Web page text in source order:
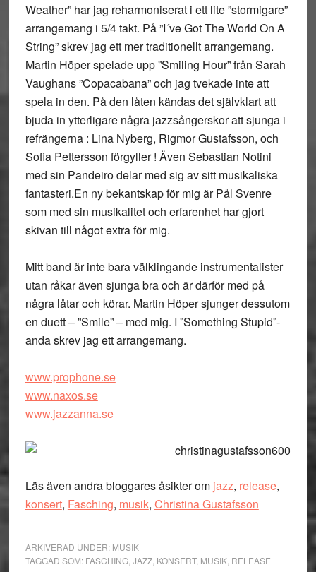
Weather” har jag reharmoniserat i ett lite ”stormigare”
arrangemang i 5/4 takt. På ”I´ve Got The World On A
String” skrev jag ett mer traditionellt arrangemang.
Martin Höper spelade upp ”Smiling Hour” från Sarah
Vaughans ”Copacabana” och jag tvekade inte att
spela in den. På den låten kändas det självklart att
bjuda in ytterligare några jazzsångerskor att sjunga i
refrängerna : Lina Nyberg, Rigmor Gustafsson, och
Sofia Pettersson förgyller ! Även Sebastian Notini
med sin Pandeiro delar med sig av sitt musikaliska
fantasteri.En ny bekantskap för mig är Pål Svenre
som med sin musikalitet och erfarenhet har gjort
skivan till något extra för mig.
Mitt band är inte bara välklingande instrumentalister
utan råkar även sjunga bra och är därför med på
några låtar och körar. Martin Höper sjunger dessutom
en duett – ”Smile” – med mig. I ”Something Stupid”-
anda skrev jag ett arrangemang.
www.prophone.se
www.naxos.se
www.jazzanna.se
Läs även andra bloggares åsikter om jazz, release,
konsert, Fasching, musik, Christina Gustafsson
ARKIVERAD UNDER: MUSIK
TAGGAD SOM: FASCHING, JAZZ, KONSERT, MUSIK, RELEASE